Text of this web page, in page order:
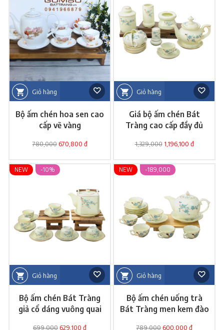
Giỏ hàng
Bộ ấm chén hoa sen cao
cấp vẽ vàng
780,000670,800 đ
Giỏ hàng
Giá bộ ấm chén Bát
Tràng cao cấp đầy đủ
1,329,0001,196,100 đ
Giỏ hàng
NEW -10%
Bộ ấm chén Bát Tràng
giả cổ dáng vuông quai
699,000 629,100 đ
Giỏ hàng
NEW -189,000
Bộ ấm chén uống trà
Bát Tràng men kem đào
789,000600,000 đ